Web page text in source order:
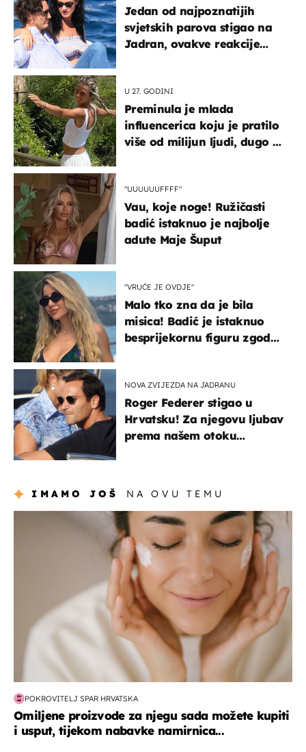
Jedan od najpoznatijih
svjetskih parova stigao na
Jadran, ovakve reakcije
U 27. GODINI
Preminula je mlada
influencerica koju je pratilo
više od milijun ljudi, dugo se
"UUUUUUFFFF"
Vau, koje noge! Ružičasti
badić istaknuo je najbolje
adute Maje Šuput
"VRUĆE JE OVDJE"
Malo tko zna da je bila
misica! Badić je istaknuo
besprijekornu figuru zgodne
NOVA ZVIJEZDA NA JADRANU
Roger Federer stigao u
Hrvatsku! Za njegovu ljubav
prema našem otoku
IMAMO JOŠ NA OVU TEMU
moda & ljepota
POKROVITELJ SPAR HRVATSKA
Omiljene proizvode za njegu sada možete kupiti
i usput, tijekom nabavke namirnica...